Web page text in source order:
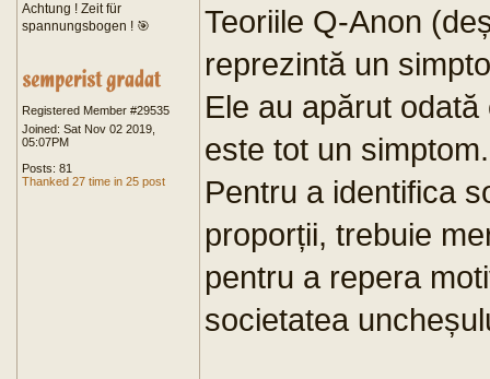
Achtung ! Zeit für
spannungsbogen ! 🎯
Registered Member #29535
Joined: Sat Nov 02 2019,
05:07PM
Posts: 81
Thanked 27 time in 25 post
Teoriile Q-Anon
reprezintă un
Ele au apărut
este tot un simptom.
Pentru a identifica
proporții, trebuie
pentru a repera
societatea